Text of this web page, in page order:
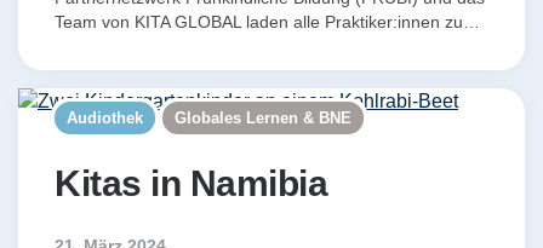
Team von KITA GLOBAL laden alle Praktiker:innen zu…
Audiothek Globales Lernen & BNE
Kitas in Namibia